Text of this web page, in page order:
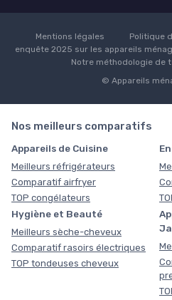
Mentions légales Politique
enquête 2025 sur les appareils
Notre méthodologie de
© Appareils
Nos meilleurs comparatifs
Appareils de Cuisine
Meilleurs réfrigérateurs
Comparatif airfryer
TOP congélateurs
Hygiène et Beauté
Meilleurs sèche-cheveux
Comparatif rasoirs électriques
TOP tondeuses cheveux